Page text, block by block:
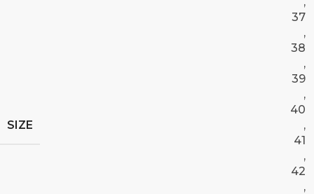
SIZE
37
,
38
,
39
,
40
,
41
,
42
,